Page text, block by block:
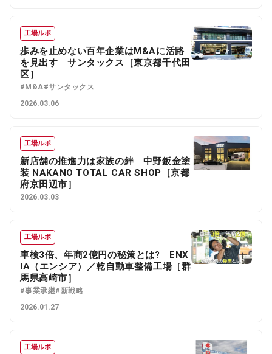
工場ルポ
歩みを止めない百年企業はM&Aに活路
を見出す サンタックス［東京都千代田
区］
#M&A#サンタックス
2026.03.06
工場ルポ
新店舗の推進力は家族の絆 中野鈑金塗
装 NAKANO TOTAL CAR SHOP［京都
府京田辺市］
2026.03.03
工場ルポ
車検3倍、年商2億円の秘策とは? ENX
IA（エンシア）／乾自動車整備工場［群
馬県高崎市］
#事業承継#新戦略
2026.01.27
工場ルポ